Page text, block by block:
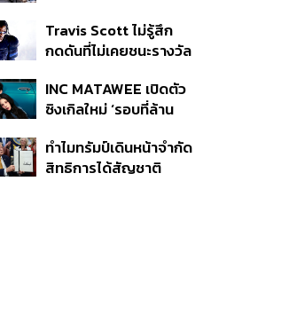
ดูแล-คุมเข้มคัดกรองสิ่ง
ผิดกฎหมาย
Travis Scott ไม่รู้สึก
กดดันที่ไม่เคยชนะรางวัล
แล้ว 10 ครั้ง
INC MATAWEE เปิดตัว
ซิงเกิลใหม่ ‘รอบที่ล้าน
มาแสดงในมิวสิกวิดีโอ
ทำไมทรัมป์เดินหน้าจำกัด
สิทธิการได้สัญชาติ